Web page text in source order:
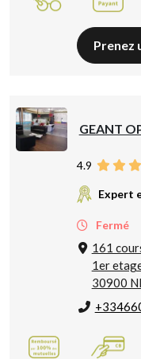
Prenez
GEANT
4.9
Expert
Fermé
161
1er
30900